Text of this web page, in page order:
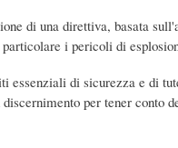
di una direttiva, basata
i pericoli di
essenziali di sicurezza e di
per tener